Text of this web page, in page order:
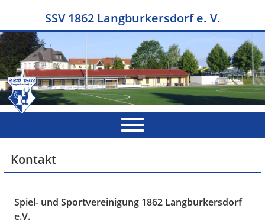
SSV 1862 Langburkersdorf e. V.
Kontakt
Spiel- und Sportvereinigung 1862 Langburkersdorf
e.V.